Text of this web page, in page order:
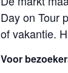
Day on Tour
of vakantie.
Voor